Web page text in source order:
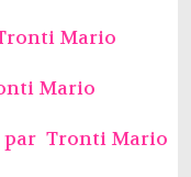
Mario
Mario
par Tronti Mario